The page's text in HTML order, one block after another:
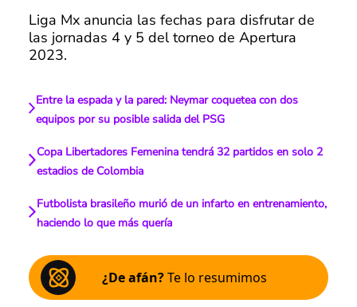
Liga Mx anuncia las fechas para disfrutar de
las jornadas 4 y 5 del torneo de Apertura
2023.
Entre la espada y la pared: Neymar coquetea con dos
equipos por su posible salida del PSG
Copa Libertadores Femenina tendrá 32 partidos en solo 2
estadios de Colombia
Futbolista brasileño murió de un infarto en entrenamiento,
haciendo lo que más quería
¿De afán?Te lo resumimos